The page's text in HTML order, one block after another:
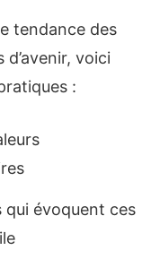
tendance des
voici
:
qui évoquent ces